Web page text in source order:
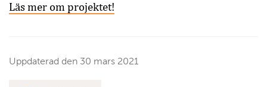
Läs mer om projektet!
Uppdaterad den 30 mars 2021